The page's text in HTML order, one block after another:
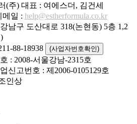
(주) 대표 : 여에스더, 김건세
메일 : help@estherformula.co.kr
남구 도산대로 318(논현동) 5층 1,2
88-18938
(사업자번호확인)
: 2008-서울강남-2315호
신고번호 : 제2006-0105129호
인상